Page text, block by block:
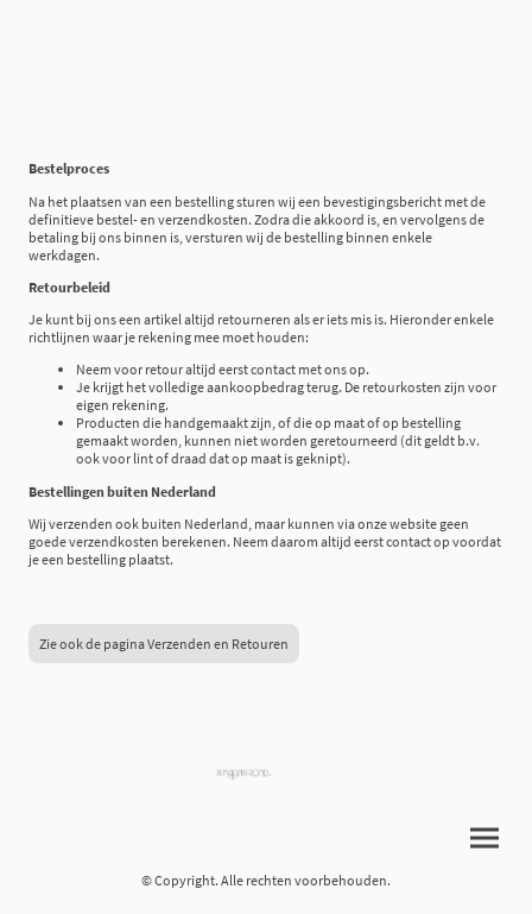
Bestelproces
Na het plaatsen van een bestelling sturen wij een bevestigingsbericht met de
definitieve bestel- en verzendkosten. Zodra die akkoord is, en vervolgens de
betaling bij ons binnen is, versturen wij de bestelling binnen enkele
werkdagen.
Retourbeleid
Je kunt bij ons een artikel altijd retourneren als er iets mis is. Hieronder enkele
richtlijnen waar je rekening mee moet houden:
Neem voor retour altijd eerst contact met ons op.
Je krijgt het volledige aankoopbedrag terug. De retourkosten zijn voor
eigen rekening.
Producten die handgemaakt zijn, of die op maat of op bestelling
gemaakt worden, kunnen niet worden geretourneerd (dit geldt b.v.
ook voor lint of draad dat op maat is geknipt).
Bestellingen buiten Nederland
Wij verzenden ook buiten Nederland, maar kunnen via onze website geen
goede verzendkosten berekenen. Neem daarom altijd eerst contact op voordat
je een bestelling plaatst.
Zie ook de pagina Verzenden en Retouren
© Copyright. Alle rechten voorbehouden.